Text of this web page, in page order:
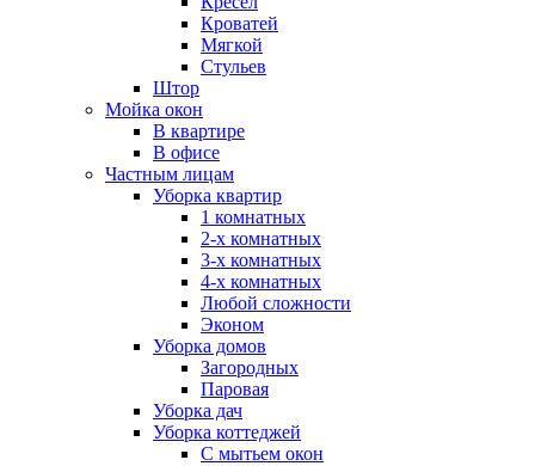
Кроватей
Мягкой
Стульев
Штор
Мойка окон
В квартире
В офисе
Частным лицам
Уборка квартир
1 комнатных
2-х комнатных
3-х комнатных
4-х комнатных
Любой сложности
Эконом
Уборка домов
Загородных
Паровая
Уборка дач
Уборка коттеджей
С мытьем окон